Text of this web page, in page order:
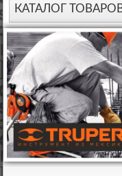
КАТАЛОГ